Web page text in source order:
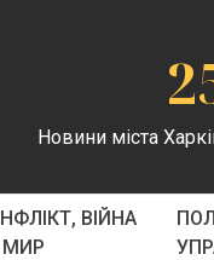
Новини міста
ВІЙНА
МИР